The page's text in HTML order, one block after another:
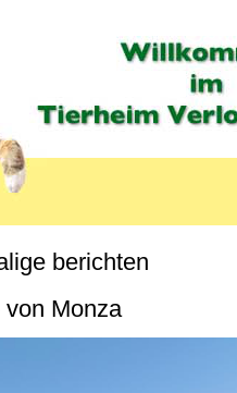
berichten
von Monza